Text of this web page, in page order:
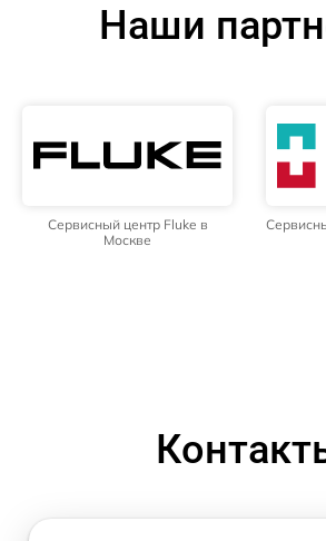
Наши
Сервисный центр Fluke в
Москве